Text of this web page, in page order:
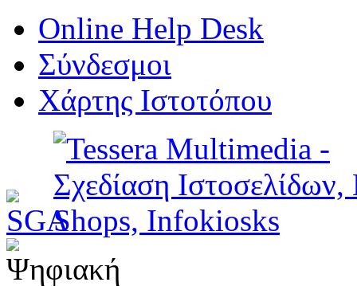
Online Help Desk
Σύνδεσμοι
Χάρτης Ιστοτόπου